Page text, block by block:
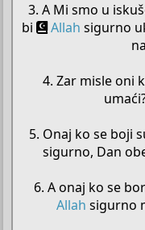
3. A Mi smo u
bi
Allah sigurno
4. Zar misle oni
5. Onaj ko se boji
sigurno, Dan
6. A onaj ko se
Allah sigurno